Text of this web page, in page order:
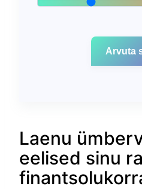
Arvuta
Laenu
eelised sinu